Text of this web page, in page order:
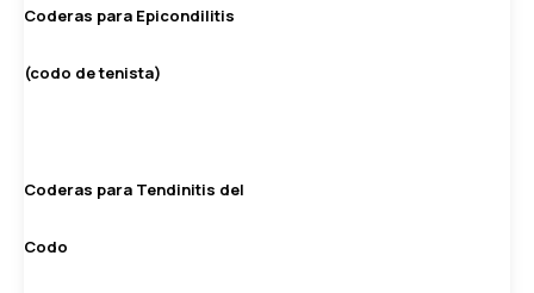
Coderas para Epicondilitis
(codo de tenista)
Coderas para Tendinitis del
Codo